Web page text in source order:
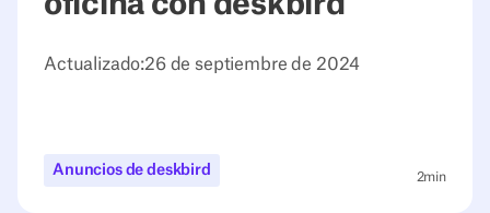
Actualizado:26 de septiembre de 2024
Anuncios de deskbird 2min